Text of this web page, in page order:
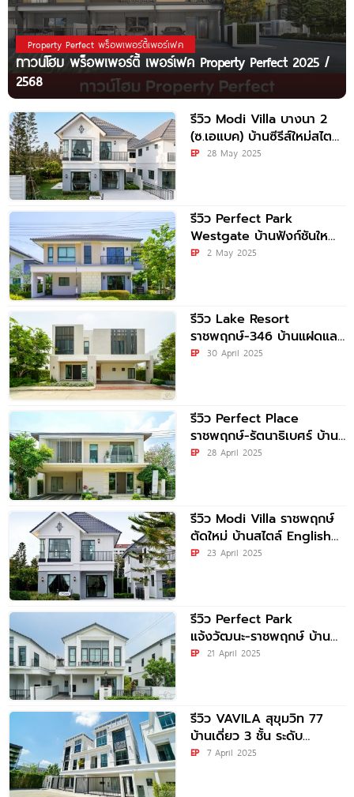
Property Perfect พร็อพเพอร์ตี้เพอร์เฟค
ทาวน์โฮม พร็อพเพอร์ตี้ เพอร์เฟค Property Perfect 2025 /
2568
รีวิว Modi Villa บางนา 2
(ซ.เอแบค) บ้านซีรีส์ใหม่สไตล์
English Cottage พร้อม
EP 28 May 2025
รีวิว Perfect Park
Westgate บ้านฟังก์ชันใหญ่
4 ห้องนอน บรรยากาศ
EP 2 May 2025
รีวิว Lake Resort
ราชพฤกษ์-346 บ้านแฝดและ
บ้านเดี่ยวในบรรยากาศ
EP 30 April 2025
รีวิว Perfect Place
ราชพฤกษ์-รัตนาธิเบศร์ บ้าน
เดี่ยวหน้ากว้าง Modern
EP 28 April 2025
รีวิว Modi Villa ราชพฤกษ์
ตัดใหม่ บ้านสไตล์ English
Cottage พร้อมระบบ
EP 23 April 2025
รีวิว Perfect Park
แจ้งวัฒนะ-ราชพฤกษ์ บ้าน
ฟังก์ชันใหญ่สไตล์ Modern
EP 21 April 2025
รีวิว VAVILA สุขุมวิท 77
บ้านเดี่ยว 3 ชั้น ระดับ
Luxury พร้อมลิฟต์ส่วนตัว
EP 7 April 2025